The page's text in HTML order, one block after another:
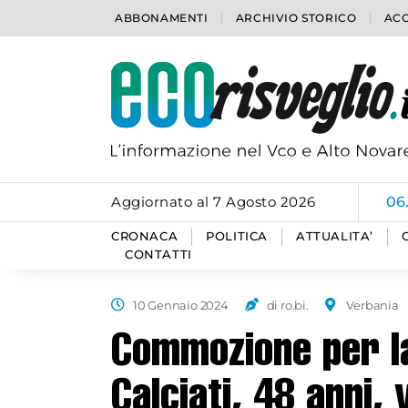
ABBONAMENTI ARCHIVIO STORICO
Aggiornato al 7 Agosto 2026
CRONACA POLITICA ATTUALITA’
CONTATTI
10 Gennaio 2024 di ro.bi. Verbania
Commozione per